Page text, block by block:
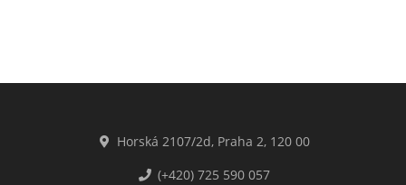
Horská 2107/2d, Praha 2, 120 00
(+420) 725 590 057